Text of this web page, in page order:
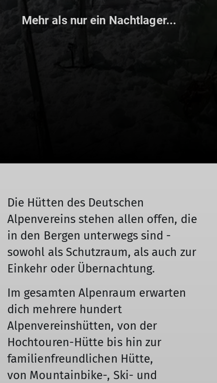
Mehr als nur ein Nachtlager...
Die Hütten des Deutschen
Alpenvereins stehen allen offen, die
in den Bergen unterwegs sind -
sowohl als Schutzraum, als auch zur
Einkehr oder Übernachtung.
Im gesamten Alpenraum erwarten
dich mehrere hundert
Alpenvereinshütten, von der
Hochtouren-Hütte bis hin zur
familienfreundlichen Hütte,
von Mountainbike-, Ski- und